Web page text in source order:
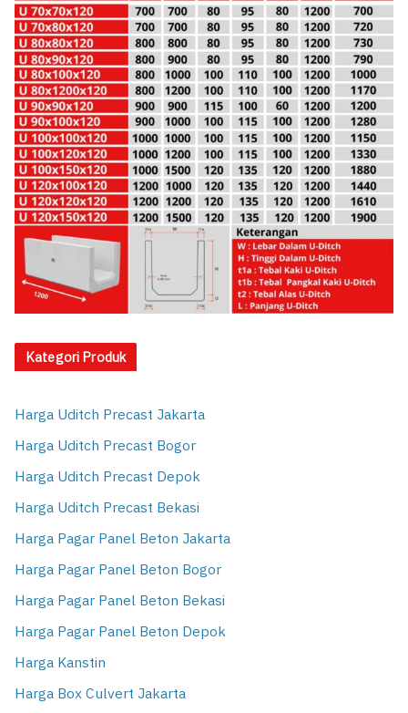
Kategori Produk
Harga Uditch Precast Jakarta
Harga Uditch Precast Bogor
Harga Uditch Precast Depok
Harga Uditch Precast Bekasi
Harga Pagar Panel Beton Jakarta
Harga Pagar Panel Beton Bogor
Harga Pagar Panel Beton Bekasi
Harga Pagar Panel Beton Depok
Harga Kanstin
Harga Box Culvert Jakarta